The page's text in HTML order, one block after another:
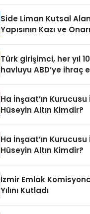
Side Liman Kutsal
Yapısının Kazı ve
Türk girişimci, her yıl
havluyu ABD’ye ihraç
Ha İnşaat’ın Kurucusu
Hüseyin Altın Kimdir?
Ha İnşaat’ın Kurucusu
Hüseyin Altın Kimdir?
İzmir Emlak
Yılını Kutladı